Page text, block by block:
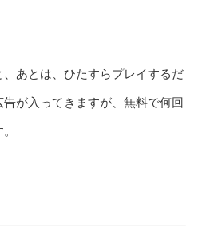
あとは、ひたすらプレイするだ
が入ってきますが、無料で何回